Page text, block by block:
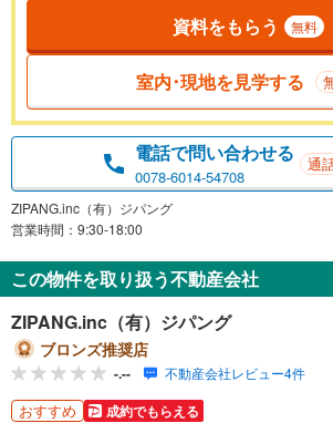
資料をもらう 無料
室内･現地を見学する
電話で問い合わせる
0078-6014-54708
通
ZIPANG.inc（有）ジパング
営業時間：9:30-18:00
この物件を取り扱う不動産会社
ZIPANG.inc（有）ジパング
ブロンズ推奨店
-.-- 不動産会社レビュー4件
おすすめ 成約でもらえる